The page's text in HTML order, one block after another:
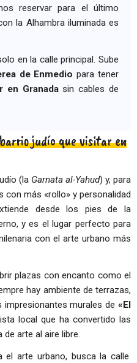
reservar para el último
la Alhambra iluminada es
en la calle principal. Sube
de Enmedio para tener
en Granadasin cables de
judío que visitar en
(la Garnata al-Yahud) y, para
más «rollo» y personalidad
desde los pies de la
y es el lugar perfecto para
con el arte urbano más
plazas con encanto como el
hay ambiente de terrazas,
murales de «El
local que ha convertido las
de arte al aire libre.
el arte urbano, busca la calle